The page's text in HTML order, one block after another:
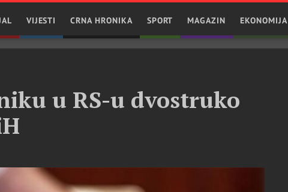
VIJESTI CRNA HRONIKA SPORT MAGAZIN EKONOMIJA
u RS-u dvostruko